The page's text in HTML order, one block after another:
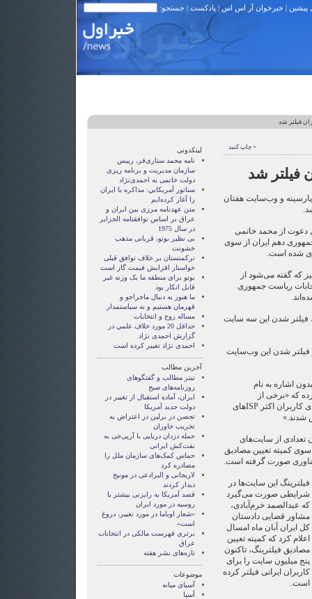
پیشین | خبرخوان آر اس اس| پادکست | جستجو:
فیلتر شد
• چاپ کنید
فیلتر شد
و وب‌سایت هفتان
دعوت از محمد خاتمی
دهم ایران از سوی
شده است.
که گفته می‌شود از
ریاست جمهوری
فیلتر شدن این سه سایت
فیلتر شدن این وب‌سایت
اشاره به نام
که «برخی از
کاربران اکثرISPهای
شدند.»
تعدادی از سایت‌های
سوی کمیته تعیین مصادیق
صورت گرفته است.
فیلترینگ این سایت‌ها در
شرایطی صورت می‌گیرد
که عبدالصمد خرم‌آبادی،
مشاور قضایی دادستان
کل ایران آبان‌ ماه امسال
اعلام کرد که کمیته تعیین
مصادیق فیلترینگ، تاکنون
پنج میلیون سایت را برای
کاربران ایرانی فیلتر کرده
است.
لینکدونی
نامه محمد ستاری‌فر، رییس
سازمان مدیریت و برنامه ریزی
دولت خاتمی به احمدی‌نژاد
سناتور آمريکايي: مذاکره با ايران
را آغاز کرده‌ايم
متن عهدنامه مرزى بين ايران و
عراق بر اساس توافقنامه الجزاير
در سال 1975
بی نظیر بوتو، قربانی مذهب
خشونت
ترکمنستان بر خلاف توافق قبلی
خواستار افزایش قیمت گاز است
بوتو برای منطقه ما یک وزنه غیر
قابل انکار بود
ما هنوز به دنبال ماجراجو و
قهرمان هستيم و نه سياستمدار
مساله روح و انتخابات
حداقل 20 مورد خلاف علمي در
گزارش احمدی نژاد
احمدی نژاد تغییر کرده است
آخرین مطالب
تیتر مطالب و گفتگوهای
روزنامه‌های صبح
ایران، آماده استقبال از تغییر در
دولت جدید آمریکا
تحصن در برلین در اعتراض به
تخریب خاوران
حمله دزدان دریایی با آرپی‌جی به
نفت‌کش ایرانی
حماس کمک‌های سازمان ملل را
مصادره کرد
لاریجانی و البرادعی در مونیخ
دیدار کردند
قصد آمریکا به رایزنی بیشتر با
روسیه در مورد ایران
«شعار اوباما در مورد تغییر، دروغ
است»
برتری فهرست مالکی در انتخابات
عراق
تازه‌های نشر هفته
موضوعات
آسيای ميانه
آسیا